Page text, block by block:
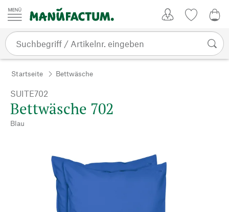
Zum Inhalt springen
Startseite Bettwäsche
SUITE702
Bettwäsche 702
Blau